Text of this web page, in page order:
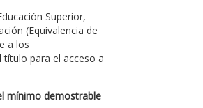
Superior,
(Equivalencia de
a los
para el acceso a
mínimo demostrable